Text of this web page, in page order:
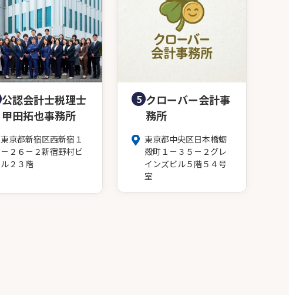
公認会計士税理士
甲田拓也事務所
東京都新宿区西新宿１
－２６－２新宿野村ビ
ル２３階
5 クローバー会計事
務所
東京都中央区日本橋蛎
殻町１－３５－２グレ
インズビル５階５４号
室